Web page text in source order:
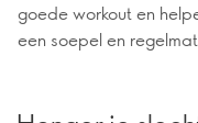
goede workout en
een soepel en